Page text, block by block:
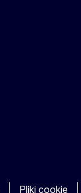
Pliki cookie